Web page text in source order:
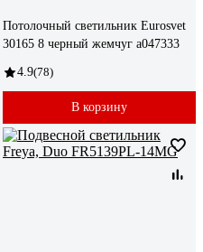
Потолочный светильник Eurosvet
30165 8 черный жемчуг a047333
4.9(78)
В корзину